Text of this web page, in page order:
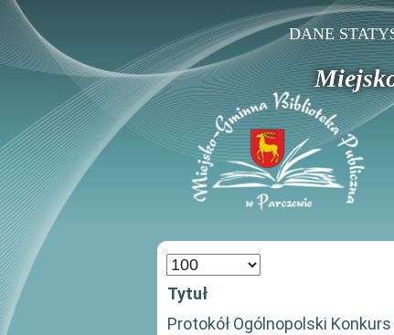
DANE
Pokaż
#
Tytuł
Protokół Ogólnopolski